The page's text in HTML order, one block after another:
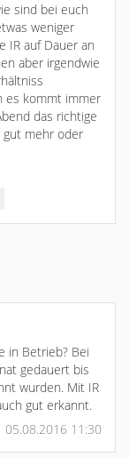
sind bei euch
weniger
IR auf Dauer an
aber irgendwie
es kommt immer
das richtige
mehr oder
in Betrieb? Bei
gedauert bis
wurden. Mit IR
gut erkannt.
05.08.2016 11:30